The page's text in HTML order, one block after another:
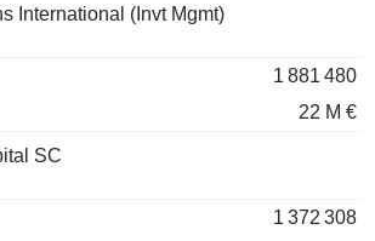
International (Invt Mgmt)
1 881 480
22 M €
SC
1 372 308